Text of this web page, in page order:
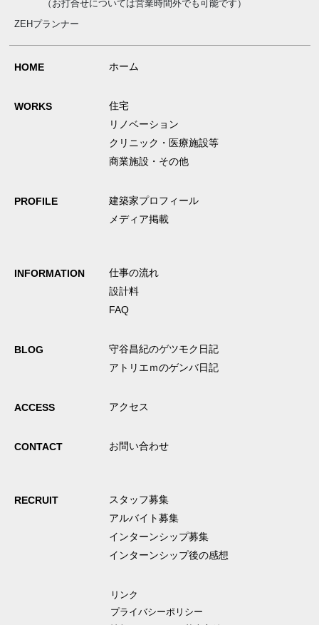
（お打合せについては営業時間外でも可能です）
ZEHプランナー
HOME ホーム
WORKS
住宅
リノベーション
クリニック・医療施設等
商業施設・その他
PROFILE
建築家プロフィール
メディア掲載
INFORMATION
仕事の流れ
設計料
FAQ
BLOG
守谷昌紀のゲツモク日記
アトリエｍのゲンバ日記
ACCESS アクセス
CONTACT お問い合わせ
RECRUIT
スタッフ募集
アルバイト募集
インターンシップ募集
インターンシップ後の感想
リンク
プライバシーポリシー